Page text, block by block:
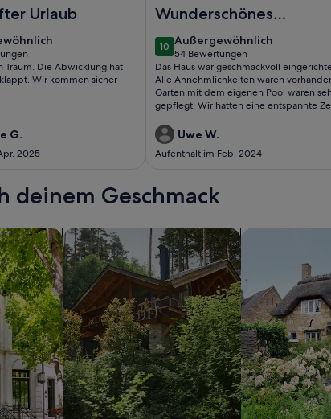
Urlaub
Traum. Die Abwicklung hat
Wir kommen sicher
G.
2025
Wunderschönes
Haus mit Pool in
ruhiger Lage
1010 von 10
Außergewöhnlich
außergewöhnlich
54 Bewertungen
(54
bewertungen)
Das Haus war geschmackvoll
Alle Annehmlichkeiten waren
Garten mit dem eigenen Pool waren
gepflegt. Wir hatten eine entspannte
Uwe W.
Aufenthalt im Feb. 2024
deinem Geschmack
oder Apartments
Suche nach Ferienhütten Suche nach